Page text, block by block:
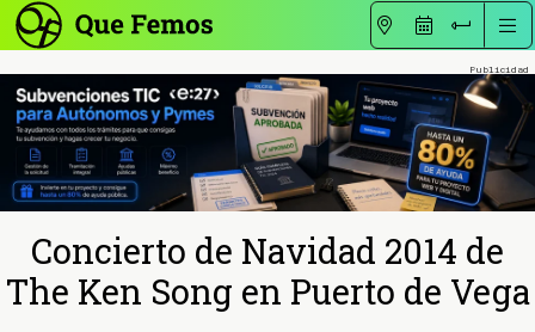
Concierto de Navidad 2014 de
The Ken Song en Puerto de Vega